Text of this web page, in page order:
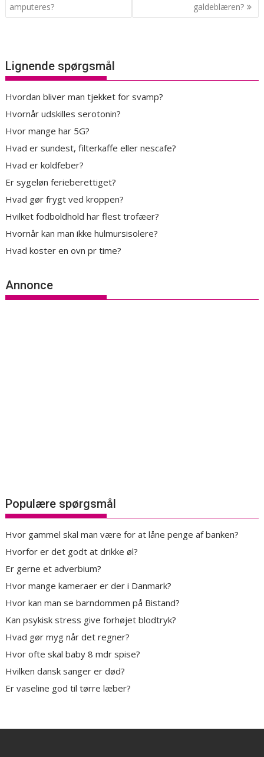
amputeres?
galdeblæren?
Lignende spørgsmål
Hvordan bliver man tjekket for svamp?
Hvornår udskilles serotonin?
Hvor mange har 5G?
Hvad er sundest, filterkaffe eller nescafe?
Hvad er koldfeber?
Er sygeløn ferieberettiget?
Hvad gør frygt ved kroppen?
Hvilket fodboldhold har flest trofæer?
Hvornår kan man ikke hulmursisolere?
Hvad koster en ovn pr time?
Annonce
Populære spørgsmål
Hvor gammel skal man være for at låne penge af banken?
Hvorfor er det godt at drikke øl?
Er gerne et adverbium?
Hvor mange kameraer er der i Danmark?
Hvor kan man se barndommen på Bistand?
Kan psykisk stress give forhøjet blodtryk?
Hvad gør myg når det regner?
Hvor ofte skal baby 8 mdr spise?
Hvilken dansk sanger er død?
Er vaseline god til tørre læber?